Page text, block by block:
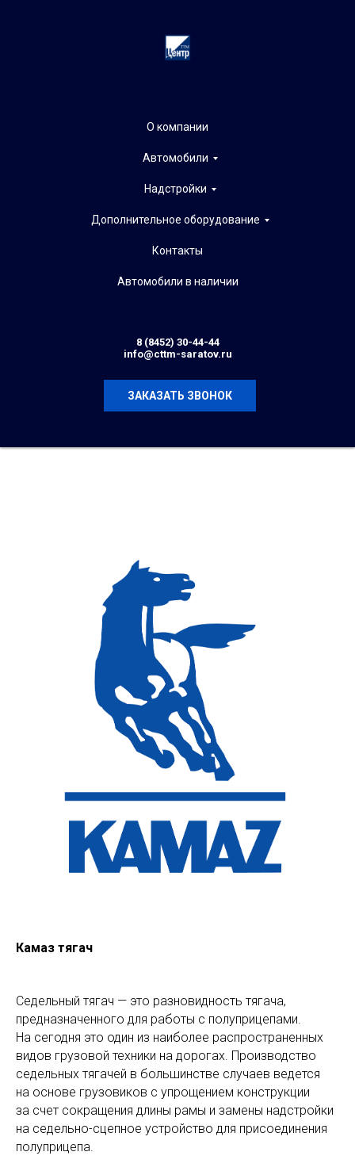
О компании
Автомобили
Надстройки
Дополнительное оборудование
Контакты
Автомобили в наличии
8 (8452) 30-44-44
info@cttm-saratov.ru
ЗАКАЗАТЬ ЗВОНОК
Камаз тягач
Седельный тягач — это разновидность тягача,
предназначенного для работы с полуприцепами.
На сегодня это один из наиболее распространенных
видов грузовой техники на дорогах. Производство
седельных тягачей в большинстве случаев ведется
на основе грузовиков с упрощением конструкции
за счет сокращения длины рамы и замены надстройки
на седельно-сцепное устройство для присоединения
полуприцепа.